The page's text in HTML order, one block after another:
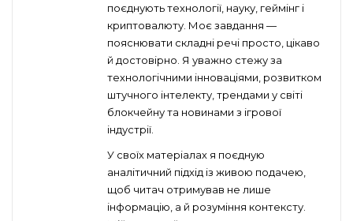
поєднують технології, науку, геймінг і
криптовалюту. Моє завдання —
пояснювати складні речі просто, цікаво
й достовірно. Я уважно стежу за
технологічними інноваціями, розвитком
штучного інтелекту, трендами у світі
блокчейну та новинами з ігрової
індустрії.
У своїх матеріалах я поєдную
аналітичний підхід із живою подачею,
щоб читач отримував не лише
інформацію, а й розуміння контексту.